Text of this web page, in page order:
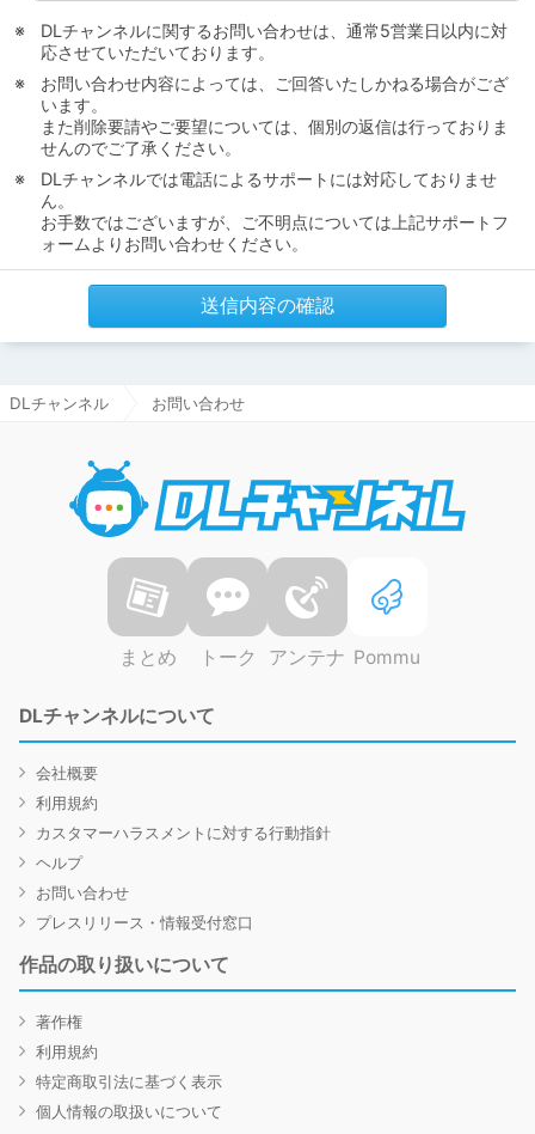
DLチャンネルに関するお問い合わせは、通常5営業日以内に対
応させていただいております。
お問い合わせ内容によっては、ご回答いたしかねる場合がござ
います。
また削除要請やご要望については、個別の返信は行っておりま
せんのでご了承ください。
DLチャンネルでは電話によるサポートには対応しておりませ
ん。
お手数ではございますが、ご不明点については上記サポートフ
ォームよりお問い合わせください。
送信内容の確認
DLチャンネル お問い合わせ
まとめ トーク アンテナ Pommu
DLチャンネルについて
会社概要
利用規約
カスタマーハラスメントに対する行動指針
ヘルプ
お問い合わせ
プレスリリース・情報受付窓口
作品の取り扱いについて
著作権
利用規約
特定商取引法に基づく表示
個人情報の取扱いについて